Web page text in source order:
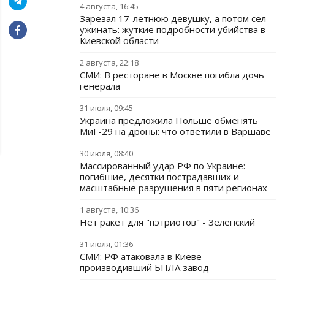
4 августа, 16:45
Зарезал 17-летнюю девушку, а потом сел
ужинать: жуткие подробности убийства в
Киевской области
2 августа, 22:18
СМИ: В ресторане в Москве погибла дочь
генерала
31 июля, 09:45
Украина предложила Польше обменять
МиГ-29 на дроны: что ответили в Варшаве
30 июля, 08:40
Массированный удар РФ по Украине:
погибшие, десятки пострадавших и
масштабные разрушения в пяти регионах
1 августа, 10:36
Нет ракет для "пэтриотов" - Зеленский
31 июля, 01:36
СМИ: РФ атаковала в Киеве
производивший БПЛА завод